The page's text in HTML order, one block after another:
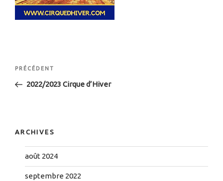
Navigation
l’article
Article
précédent
PRÉCÉDENT
2022/2023 Cirque d’Hiver
ARCHIVES
août 2024
septembre 2022